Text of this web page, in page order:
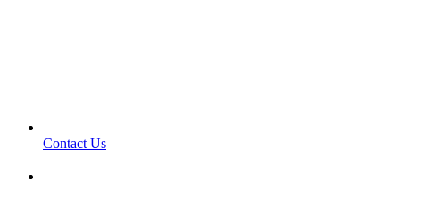
Contact Us